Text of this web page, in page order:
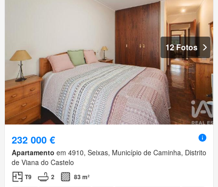
12 Fotos
232 000 €
Apartamento em 4910, Seixas, Município de Caminha, Distrito
de Viana do Castelo
T9 2 83 m²